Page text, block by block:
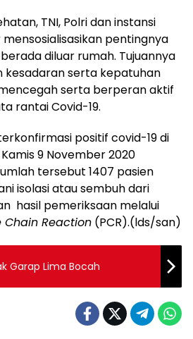
TNI, Polri dan instansi
pentingnya
diluar rumah. Tujuannya
kesadaran serta kepatuhan
serta berperan aktif
rantai Covid-19.
positif covid-19 di
9 November 2020
tersebut 1407 pasien
isolasi atau sembuh dari
hasil pemeriksaan melalui
Chain Reaction (PCR).(lds/san)
Garap Lima Bocah